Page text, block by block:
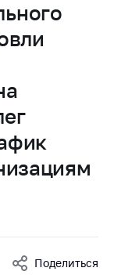
Поделиться